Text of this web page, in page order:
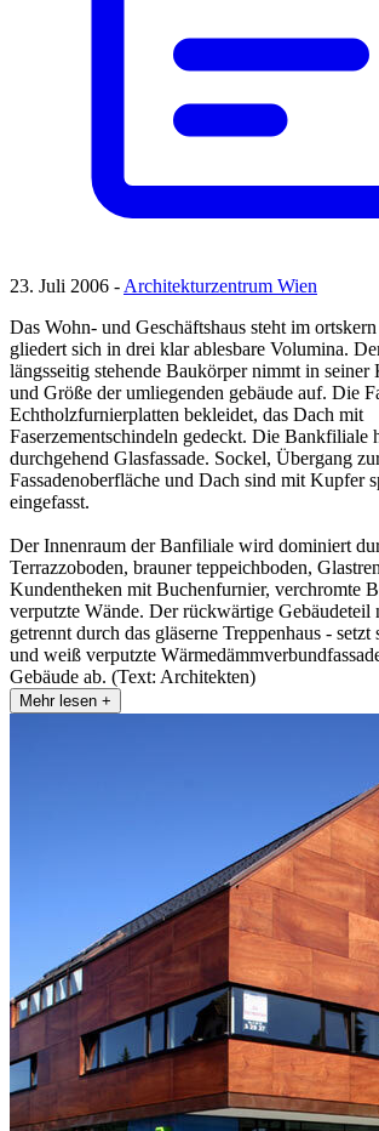
23. Juli 2006 -Architekturzentrum Wien
Das Wohn- und Geschäftshaus steht im
gliedert sich in drei klar ablesbare Volumina.
längsseitig stehende Baukörper nimmt in
und Größe der umliegenden gebäude auf. Die
Echtholzfurnierplatten bekleidet, das Dach mit
Faserzementschindeln gedeckt. Die Bankfiliale
durchgehend Glasfassade. Sockel, Übergang
Fassadenoberfläche und Dach sind mit Kupfer
eingefasst.
Der Innenraum der Banfiliale wird dominiert
Terrazzoboden, brauner teppeichboden,
Kundentheken mit Buchenfurnier, verchromte
verputzte Wände. Der rückwärtige Gebäudeteil
getrennt durch das gläserne Treppenhaus -
und weiß verputzte
Gebäude ab. (Text: Architekten)
Mehr lesen +